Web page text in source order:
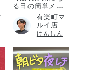
る日の簡単メイ
ク直し】有楽町マ
ルイ店
けんしん